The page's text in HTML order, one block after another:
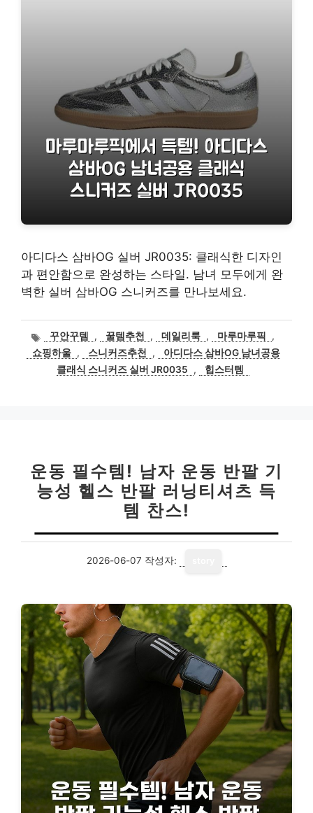
아디다스 삼바OG 실버 JR0035: 클래식한 디자인
과 편안함으로 완성하는 스타일. 남녀 모두에게 완
벽한 실버 삼바OG 스니커즈를 만나보세요.
태
그
꾸안꾸템 , 꿀템추천 , 데일리룩 , 마루마루픽
,
쇼핑하울 , 스니커즈추천 ,
아디다스 삼바OG 남녀공용
클래식 스니커즈 실버 JR0035
, 힙스터템
운동 필수템! 남자 운동 반팔 기
능성 헬스 반팔 러닝티셔츠 득
템 찬스!
2026-06-07 작성자: